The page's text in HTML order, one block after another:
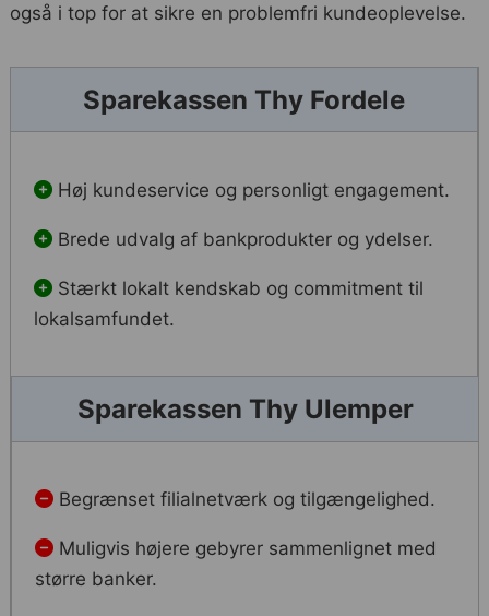
også i top for at sikre en problemfri kundeoplevelse.
Sparekassen Thy Fordele
Høj kundeservice og personligt engagement.
Brede udvalg af bankprodukter og ydelser.
Stærkt lokalt kendskab og commitment til
lokalsamfundet.
Sparekassen Thy Ulemper
Begrænset filialnetværk og tilgængelighed.
Muligvis højere gebyrer sammenlignet med
større banker.